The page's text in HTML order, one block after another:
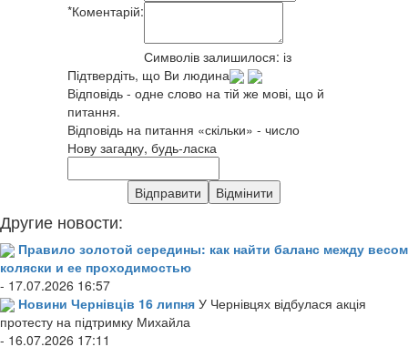
*Коментарій:
Символів залишилося: із
Підтвердіть, що Ви людина
Відповідь - одне слово на тій же мові, що й
питання.
Відповідь на питання «скільки» - число
Нову загадку, будь-ласка
Другие новости:
Правило золотой середины: как найти баланс между весом
коляски и ее проходимостью
- 17.07.2026 16:57
Новини Чернівців 16 липня У Чернівцях відбулася акція
протесту на підтримку Михайла
- 16.07.2026 17:11